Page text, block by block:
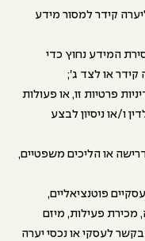
ליערה קידר למסור מידע
המידע נחוץ כדי
קידר או לצד ג';
פרטיות זו, או פעולות
ו/או ניסיון לבצע
דרישה או הליכים משפטיים,
עסקיים פוטנציאליים,
מכירת פעילות, מיזם
לעסקי או נכסי יערה